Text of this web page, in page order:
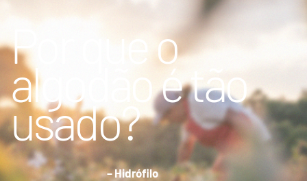
Por que o
algodão é tão
usado?
– Hidrófilo